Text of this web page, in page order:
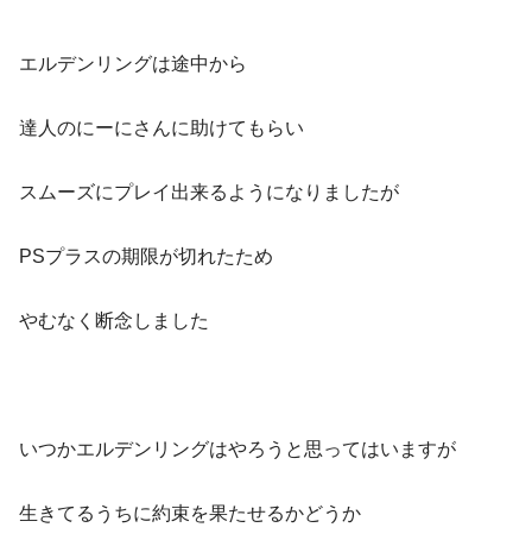
エルデンリングは途中から
達人のにーにさんに助けてもらい
スムーズにプレイ出来るようになりましたが
PSプラスの期限が切れたため
やむなく断念しました
いつかエルデンリングはやろうと思ってはいますが
生きてるうちに約束を果たせるかどうか